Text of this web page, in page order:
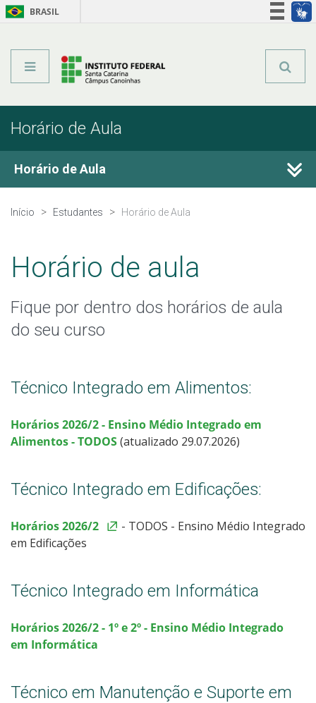
BRASIL
Horário de Aula
Horário de Aula
Estágio
Registro Acadêmico
Secretaria Acadêmica
Horário de Atendimento Extraclasse
Agenda Docente
Assistência Estudantil
Intercâmbio Estudantil
Início Estudantes Horário de Aula
Horário de aula
Fique por dentro dos horários de aula
do seu curso
Técnico Integrado em Alimentos:
Horários 2026/2 - Ensino Médio Integradoem
Alimentos -TODOS(atualizado 29.07.2026)
Técnico Integrado em Edificações:
Horários 2026/2
- TODOS - Ensino Médio Integrado
em Edificações
Técnico Integrado em Informática
Horários 2026/2 - 1º e 2º - Ensino Médio Integrado
em Informática
Técnico em Manutenção e Suporte em